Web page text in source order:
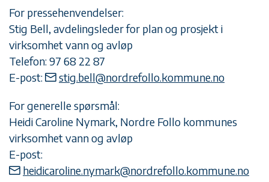
For pressehenvendelser:
Stig Bell, avdelingsleder for plan og prosjekt i
virksomhet vann og avløp
Telefon: 97 68 22 87
E-post:
stig.bell@nordrefollo.kommune.no
For generelle spørsmål:
Heidi Caroline Nymark, Nordre Follo kommunes
virksomhet vann og avløp
E-post:
heidicaroline.nymark@nordrefollo.kommune.no